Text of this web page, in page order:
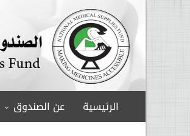
الرئيسية عن الصندوق